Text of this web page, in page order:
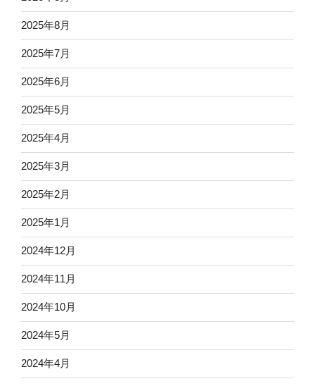
2025年8月
2025年7月
2025年6月
2025年5月
2025年4月
2025年3月
2025年2月
2025年1月
2024年12月
2024年11月
2024年10月
2024年5月
2024年4月